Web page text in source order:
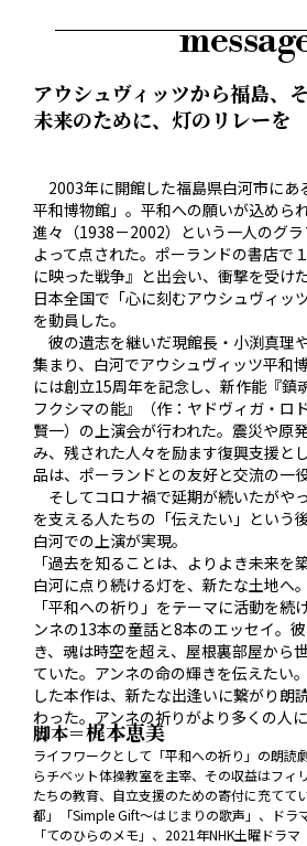
アウシュヴィッツから福島、そ
未来のために、灯のリレーを
2003年に開館した福島県白河市にあ
平和博物館」。平和への願いが込めら
進々（1938－2002）という一人のグ
よって点された。ポーランドの書店で
に映った戦争』と出会い、衝撃を受け
日本全国で「心に刻むアウシュヴィッ
を動員した。
彼の遺志を継いだ現館長・小渕真理
集まり、白河でアウシュヴィッツ平和
には創立15周年を記念し、新作能『鎮
フクシマの能』（作：ヤドヴィガ・ロ
賢一）の上演会が行われた。震災や原
み、残された人々を励ます復興支援と
品は、ポーランドとの友好と交流の一
そしてコロナ禍で延期が続いたがや
を支える人たちの「伝えたい」という
白河での上演が実現。
「過去を知ることは、よりよき未来を
白河に点り続ける灯を、新たな土地へ――。
「平和への祈り」をテーマに活動を続
ンネの13本の童話と8本のエッセイ。
き、魂は時空を超え、屋根裏部屋から
ていた。アンネの命の輝きを伝えたい
した本作は、新たな出逢いに繋がり朗
わった。アンネの祈りがより多くの人
脚本＝梶本恵美
ライフワークとして「平和への祈り」の朗読
らチベット体操教室を主宰、その収益はフィ
たちの教育、自立支援のための寄付に充てて
都」「Simple Gift～はじまりの歌声」、ドラ
「てのひらのメモ」、2021年NHK土曜ドラマ